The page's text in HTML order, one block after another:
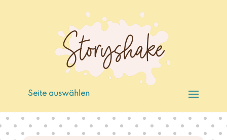
Seite auswählen